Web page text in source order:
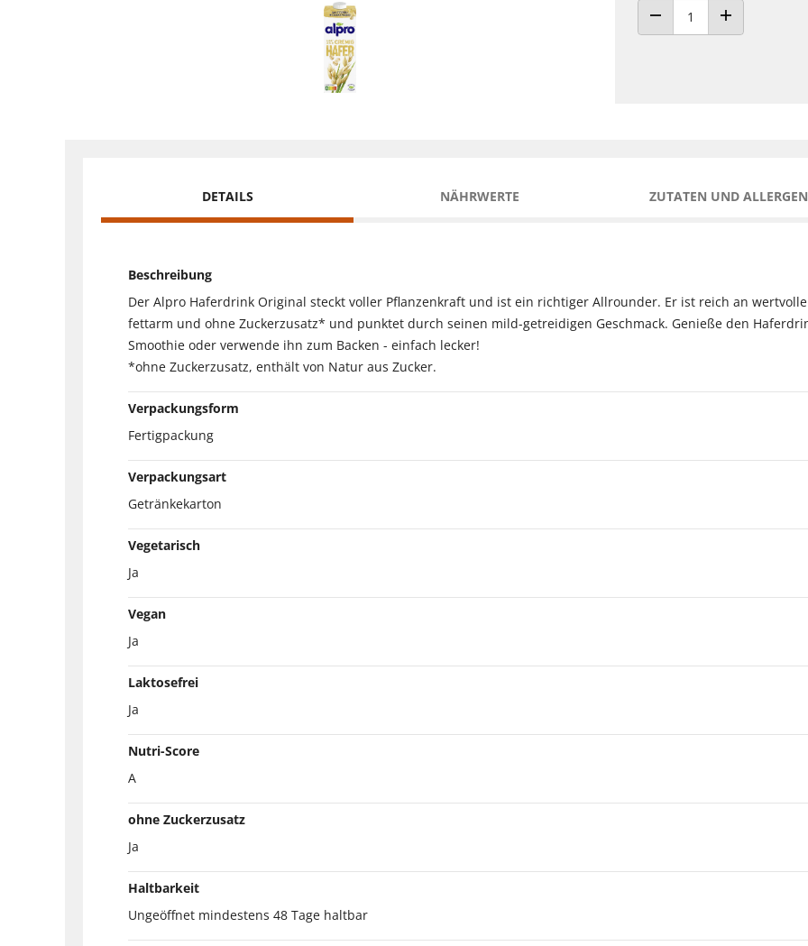
ANZAHL VERRINGERN
ANZAHL
DETAILS NÄHRWERTE ZUTATEN UND
Beschreibung
Der Alpro Haferdrink Original steckt voller Pflanzenkraft und ist ein richtiger Allrounder. Er ist reich an
fettarm und ohne Zuckerzusatz* und punktet durch seinen mild-getreidigen Geschmack. Genieße den
Smoothie oder verwende ihn zum Backen - einfach lecker!
*ohne Zuckerzusatz, enthält von Natur aus Zucker.
Verpackungsform
Fertigpackung
Verpackungsart
Getränkekarton
Vegetarisch
Ja
Vegan
Ja
Laktosefrei
Ja
Nutri-Score
A
ohne Zuckerzusatz
Ja
Haltbarkeit
Ungeöffnet mindestens 48 Tage haltbar